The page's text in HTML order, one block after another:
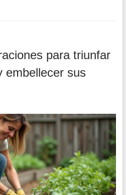
para triunfar
embellecer sus